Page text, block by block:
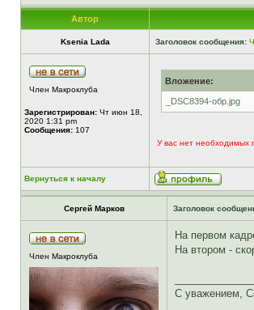
Автор
Ksenia Lada Заголовок сообщения:
Член Макроклуба
Зарегистрирован: Чт июн 18,
2020 1:31 pm
Сообщения: 107
Вложение:
_DSC8394-обр.jpg
У вас нет необходимых
Вернуться к началу
Сергей Марков Заголовок
Член Макроклуба
На первом
На втором -
С уважением,